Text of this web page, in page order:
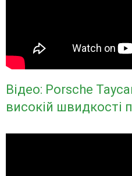
Відео: Porsche
високій швидкості